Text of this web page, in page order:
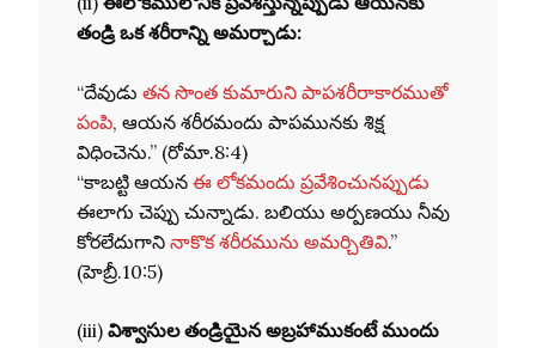
తండ్రి ఒక శరీరాన్ని అమర్చాడు:
“దేవుడు తన సొంత కుమారుని పాపశరీరాకారముతో
పంపి, ఆయన శరీరమందు పాపమునకు శిక్ష
విధించెను.” (రోమా.8:4)
“కాబట్టి ఆయన ఈ లోకమందు ప్రవేశించునప్పుడు
ఈలాగు చెప్పు చున్నాడు. బలియు అర్పణయు నీవు
కోరలేదుగాని నాకొక శరీరమును అమర్చితివి.”
(హెబ్రీ.10:5)
(iii) విశ్వాసుల తండ్రియైన అబ్రహాముకంటేముందు